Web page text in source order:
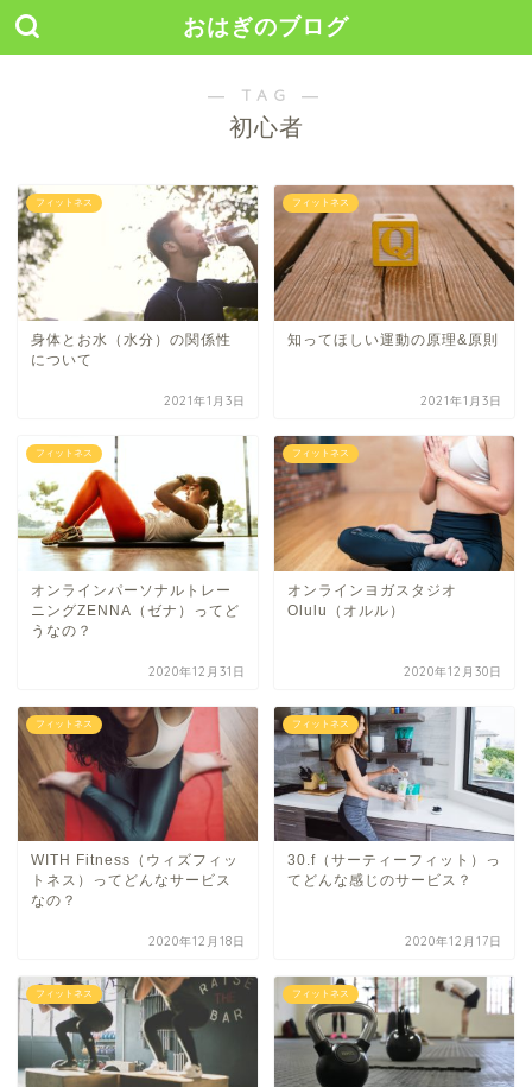
おはぎのブログ
― TAG ―
初心者
フィットネス
身体とお水（水分）の関係性
について
2021年1月3日
フィットネス
知ってほしい運動の原理&原則
2021年1月3日
フィットネス
オンラインパーソナルトレー
ニングZENNA（ゼナ）ってど
うなの？
2020年12月31日
フィットネス
オンラインヨガスタジオ
Olulu（オルル）
2020年12月30日
フィットネス
WITH Fitness（ウィズフィッ
トネス）ってどんなサービス
なの？
2020年12月18日
フィットネス
30.f（サーティーフィット）っ
てどんな感じのサービス？
2020年12月17日
フィットネス フィットネス